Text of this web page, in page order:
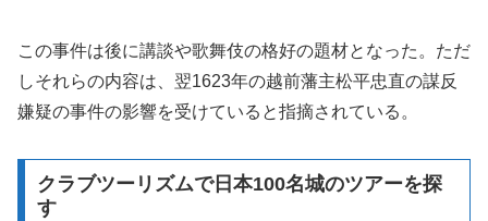
この事件は後に講談や歌舞伎の格好の題材となった。ただ
しそれらの内容は、翌1623年の越前藩主松平忠直の謀反
嫌疑の事件の影響を受けていると指摘されている。
クラブツーリズムで日本100名城のツアーを探
す